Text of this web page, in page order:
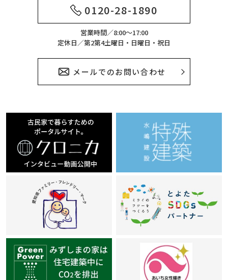
0120-28-1890
営業時間／8:00～17:00
定休日／第2第4土曜日・日曜日・祝日
メールでのお問い合わせ